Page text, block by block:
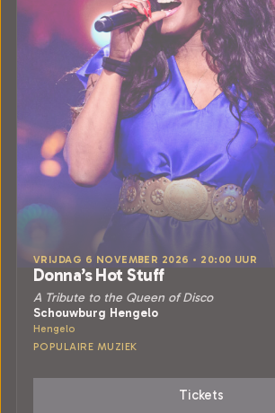
VRIJDAG 6 NOVEMBER 2026 • 20:00 UUR
Donna’s Hot Stuff
A Tribute to the Queen of Disco
Schouwburg Hengelo
Hengelo
POPULAIRE MUZIEK
Tickets